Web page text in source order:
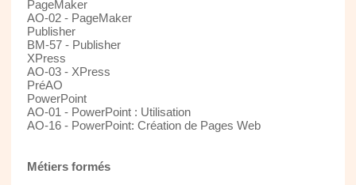
PageMaker
AO-02 - PageMaker
Publisher
BM-57 - Publisher
XPress
AO-03 - XPress
PréAO
PowerPoint
AO-01 - PowerPoint : Utilisation
AO-16 - PowerPoint: Création de Pages Web
Métiers formés